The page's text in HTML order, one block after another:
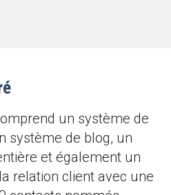
un système de
système de blog, un
et également un
relation client avec une